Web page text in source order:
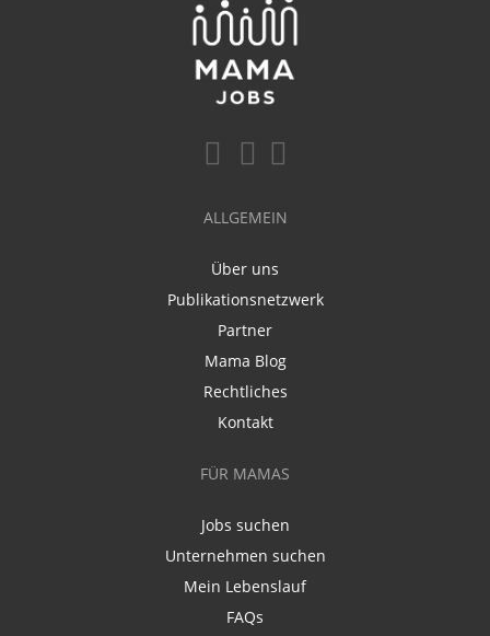
ALLGEMEIN
Über uns
Publikationsnetzwerk
Partner
Mama Blog
Rechtliches
Kontakt
FÜR MAMAS
Jobs suchen
Unternehmen suchen
Mein Lebenslauf
FAQs